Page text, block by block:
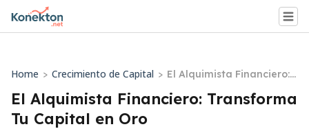
Home > Crecimiento de Capital > El Alquimista Financiero:
Transforma Tu Capital en
Oro
El Alquimista Financiero: Transforma
Tu Capital en Oro